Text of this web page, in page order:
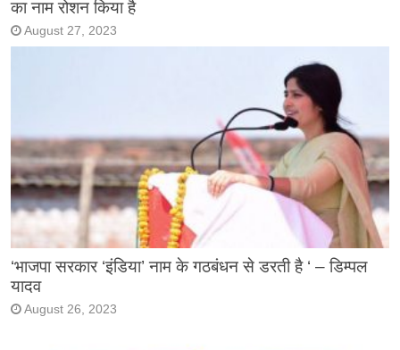
का नाम रोशन किया है
August 27, 2023
‘भाजपा सरकार ‘इंडिया’ नाम के गठबंधन से डरती है ‘ – डिम्पल
यादव
August 26, 2023